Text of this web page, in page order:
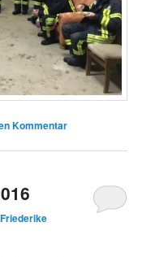
Kommentar
Friederike